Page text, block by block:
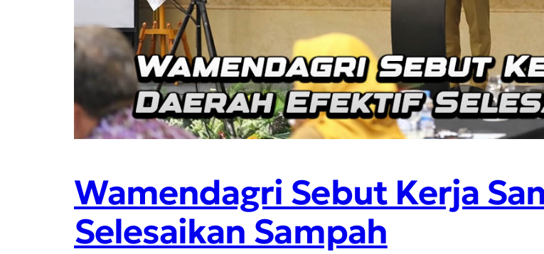
Wamendagri Sebut Kerja
Selesaikan Sampah